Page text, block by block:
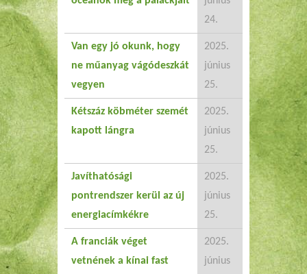
24.
Van egy jó okunk, hogy
ne műanyag vágódeszkát
vegyen
2025.
június
25.
Kétszáz köbméter szemét
kapott lángra
2025.
június
25.
Javíthatósági
pontrendszer kerül az új
energiacímkékre
2025.
június
25.
A franciák véget
vetnének a kínai fast
2025.
június